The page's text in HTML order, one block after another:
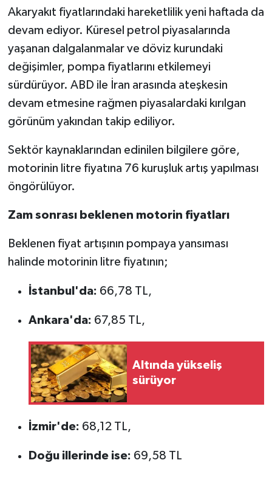
Akaryakıt fiyatlarındaki hareketlilik yeni haftada da
devam ediyor. Küresel petrol piyasalarında
yaşanan dalgalanmalar ve döviz kurundaki
değişimler, pompa fiyatlarını etkilemeyi
sürdürüyor. ABD ile İran arasında ateşkesin
devam etmesine rağmen piyasalardaki kırılgan
görünüm yakından takip ediliyor.
Sektör kaynaklarından edinilen bilgilere göre,
motorinin litre fiyatına 76 kuruşluk artış yapılması
öngörülüyor.
Zam sonrası beklenen motorin fiyatları
Beklenen fiyat artışının pompaya yansıması
halinde motorinin litre fiyatının;
İstanbul'da: 66,78 TL,
Ankara'da: 67,85 TL,
Altında yükseliş
sürüyor
İzmir'de: 68,12 TL,
Doğu illerinde ise: 69,58 TL